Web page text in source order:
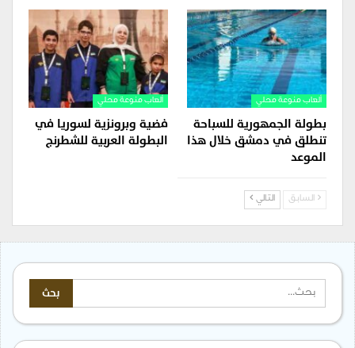
ألعاب منوعة محلي
بطولة الجمهورية للسباحة
تنطلق في دمشق خلال هذا
الموعد
ألعاب منوعة محلي
فضية وبرونزية لسوريا في
البطولة العربية للشطرنج
السابق التالي